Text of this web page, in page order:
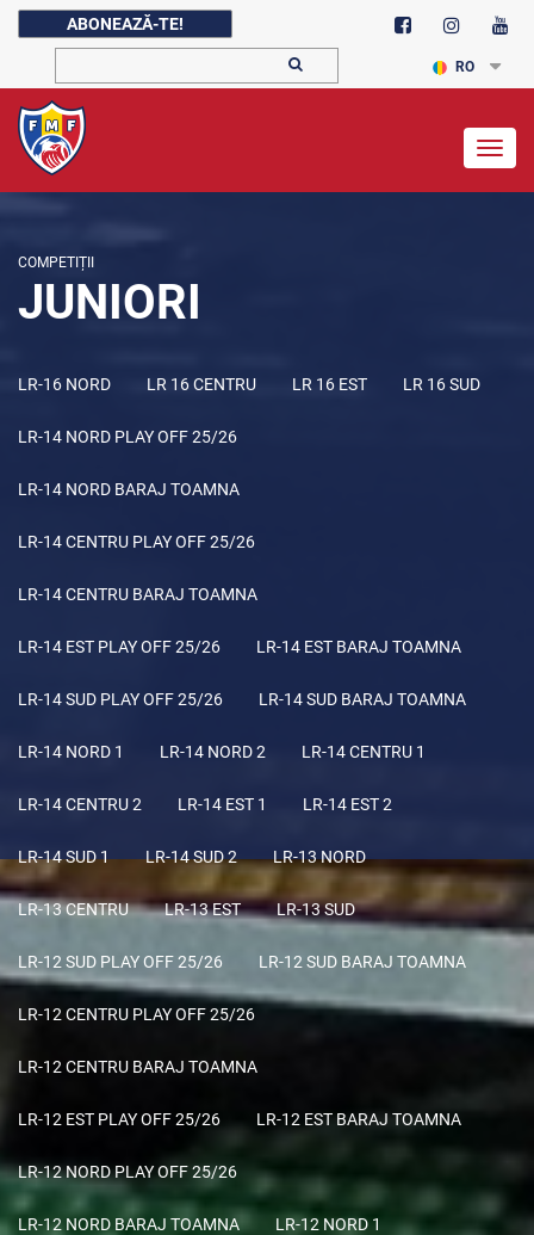
ABONEAZĂ-TE!
RO
COMPETIȚII
JUNIORI
LR-16 NORD LR 16 CENTRU LR 16 EST LR 16 SUD
LR-14 NORD PLAY OFF 25/26
LR-14 NORD BARAJ TOAMNA
LR-14 CENTRU PLAY OFF 25/26
LR-14 CENTRU BARAJ TOAMNA
LR-14 EST PLAY OFF 25/26 LR-14 EST BARAJ TOAMNA
LR-14 SUD PLAY OFF 25/26 LR-14 SUD BARAJ TOAMNA
LR-14 NORD 1 LR-14 NORD 2 LR-14 CENTRU 1
LR-14 CENTRU 2 LR-14 EST 1 LR-14 EST 2
LR-14 SUD 1 LR-14 SUD 2 LR-13 NORD
LR-13 CENTRU LR-13 EST LR-13 SUD
LR-12 SUD PLAY OFF 25/26 LR-12 SUD BARAJ TOAMNA
LR-12 CENTRU PLAY OFF 25/26
LR-12 CENTRU BARAJ TOAMNA
LR-12 EST PLAY OFF 25/26 LR-12 EST BARAJ TOAMNA
LR-12 NORD PLAY OFF 25/26
LR-12 NORD BARAJ TOAMNA LR-12 NORD 1